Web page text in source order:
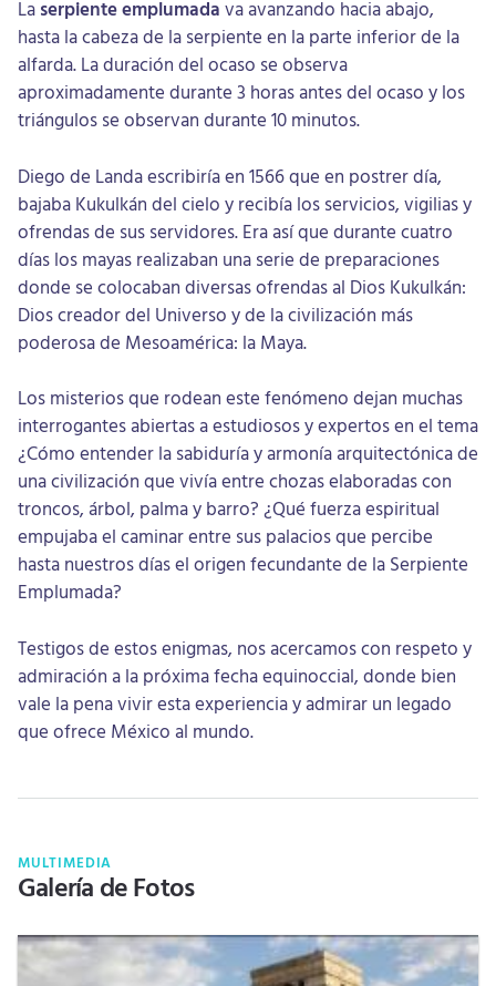
La serpiente emplumada va avanzando hacia abajo,
hasta la cabeza de la serpiente en la parte inferior de la
alfarda. La duración del ocaso se observa
aproximadamente durante 3 horas antes del ocaso y los
triángulos se observan durante 10 minutos.
Diego de Landa escribiría en 1566 que en postrer día,
bajaba Kukulkán del cielo y recibía los servicios, vigilias y
ofrendas de sus servidores. Era así que durante cuatro
días los mayas realizaban una serie de preparaciones
donde se colocaban diversas ofrendas al Dios Kukulkán:
Dios creador del Universo y de la civilización más
poderosa de Mesoamérica: la Maya.
Los misterios que rodean este fenómeno dejan muchas
interrogantes abiertas a estudiosos y expertos en el tema
¿Cómo entender la sabiduría y armonía arquitectónica de
una civilización que vivía entre chozas elaboradas con
troncos, árbol, palma y barro? ¿Qué fuerza espiritual
empujaba el caminar entre sus palacios que percibe
hasta nuestros días el origen fecundante de la Serpiente
Emplumada?
Testigos de estos enigmas, nos acercamos con respeto y
admiración a la próxima fecha equinoccial, donde bien
vale la pena vivir esta experiencia y admirar un legado
que ofrece México al mundo.
MULTIMEDIA
Galería de Fotos